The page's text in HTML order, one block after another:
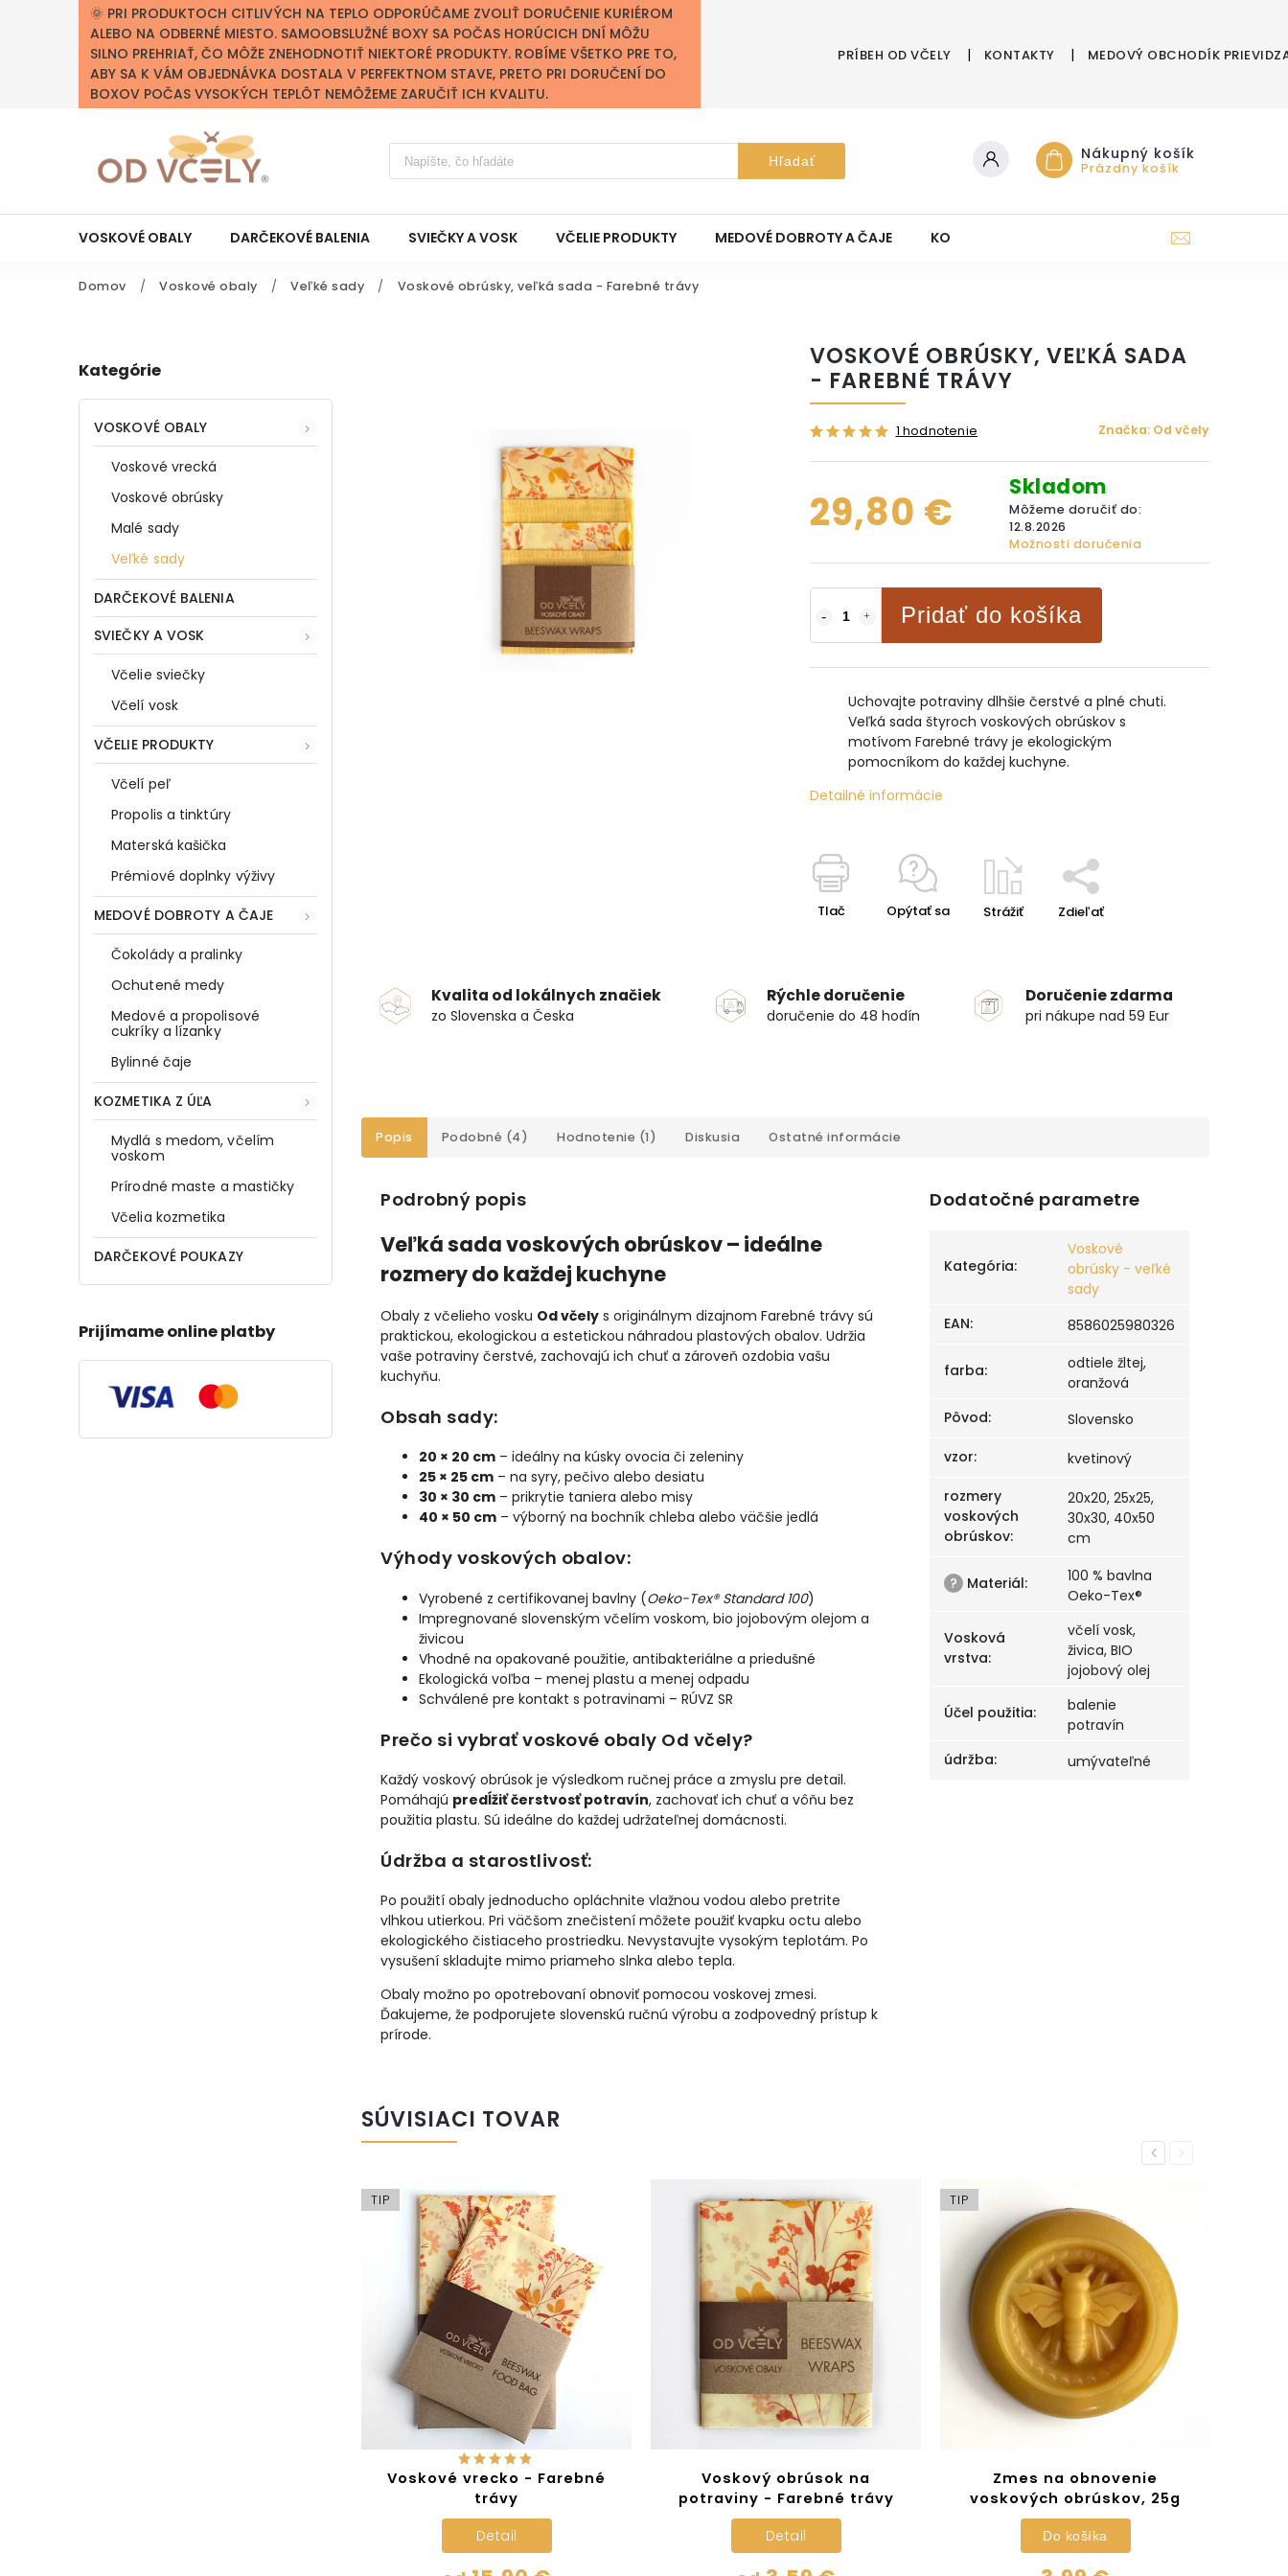
🌞 PRI PRODUKTOCH CITLIVÝCH NA TEPLO ODPORÚČAME ZVOLIŤ DORUČENIE KURIÉROM
ALEBO NA ODBERNÉ MIESTO. SAMOOBSLUŽNÉ BOXY SA POČAS HORÚCICH DNÍ MÔŽU
SILNO PREHRIAŤ, ČO MÔŽE ZNEHODNOTIŤ NIEKTORÉ PRODUKTY. ROBÍME VŠETKO PRE TO,
ABY SA K VÁM OBJEDNÁVKA DOSTALA V PERFEKTNOM STAVE, PRETO PRI DORUČENÍ DO
BOXOV POČAS VYSOKÝCH TEPLÔT NEMÔŽEME ZARUČIŤ ICH KVALITU.
PRÍBEH OD VČELY KONTAKTY MEDOVÝ OBCHODÍK
Hľadať Nákupný košík
Prázdny košík
VOSKOVÉ OBALY DARČEKOVÉ BALENIA SVIEČKY A VOSK VČELIE PRODUKTY MEDOVÉ DOBROTY A ČAJE KOZMETIKA Z ÚĽA DARČEKOVÉ POUKAZY
Domov / Voskové obaly / Veľké sady / Voskové obrúsky, veľká sada - Farebné trávy
Kategórie
VOSKOVÉ OBALY
Voskové vrecká
Voskové obrúsky
Malé sady
Veľké sady
DARČEKOVÉ BALENIA
SVIEČKY A VOSK
Včelie sviečky
Včelí vosk
VČELIE PRODUKTY
Včelí peľ
Propolis a tinktúry
Materská kašička
Prémiové doplnky výživy
MEDOVÉ DOBROTY A ČAJE
Čokolády a pralinky
Ochutené medy
Medové a propolisové
cukríky a lízanky
Bylinné čaje
KOZMETIKA Z ÚĽA
Mydlá s medom, včelím
voskom
Prírodné maste a mastičky
Včelia kozmetika
DARČEKOVÉ POUKAZY
Prijímame online platby
VOSKOVÉ OBRÚSKY, VEĽKÁ SADA
- FAREBNÉ TRÁVY
1 hodnotenie Značka: Od včely
29,80 €
Skladom
Môžeme doručiť do:
12.8.2026
Možnosti doručenia
Pridať do košíka
Uchovajte potraviny dlhšie čerstvé a plné chuti.
Veľká sada štyroch voskových obrúskov s
motívom Farebné trávy je ekologickým
pomocníkom do každej kuchyne.
Detailné informácie
Tlač Opýtať sa Strážiť Zdieľať
Kvalita od lokálnych značiek
zo Slovenska a Česka
Rýchle doručenie
doručenie do 48 hodín
Doručenie zdarma
pri nákupe nad 59 Eur
Popis Podobné (4) Hodnotenie (1) Diskusia Ostatné informácie
Podrobný popis
Veľká sada voskových obrúskov – ideálne
rozmery do každej kuchyne
Obaly z včelieho vosku Od včely s originálnym dizajnom Farebné trávy sú
praktickou, ekologickou a estetickou náhradou plastových obalov. Udržia
vaše potraviny čerstvé, zachovajú ich chuť a zároveň ozdobia vašu
kuchyňu.
Obsah sady:
20 × 20 cm – ideálny na kúsky ovocia či zeleniny
25 × 25 cm – na syry, pečivo alebo desiatu
30 × 30 cm – prikrytie taniera alebo misy
40 × 50 cm – výborný na bochník chleba alebo väčšie jedlá
Výhody voskových obalov:
Vyrobené z certifikovanej bavlny (Oeko-Tex® Standard 100)
Impregnované slovenským včelím voskom, bio jojobovým olejom a
živicou
Vhodné na opakované použitie, antibakteriálne a priedušné
Ekologická voľba – menej plastu a menej odpadu
Schválené pre kontakt s potravinami – RÚVZ SR
Prečo si vybrať voskové obaly Od včely?
Každý voskový obrúsok je výsledkom ručnej práce a zmyslu pre detail.
Pomáhajú predĺžiť čerstvosť potravín, zachovať ich chuť a vôňu bez
použitia plastu. Sú ideálne do každej udržateľnej domácnosti.
Údržba a starostlivosť:
Po použití obaly jednoducho opláchnite vlažnou vodou alebo pretrite
vlhkou utierkou. Pri väčšom znečistení môžete použiť kvapku octu alebo
ekologického čistiaceho prostriedku. Nevystavujte vysokým teplotám. Po
vysušení skladujte mimo priameho slnka alebo tepla.
Obaly možno po opotrebovaní obnoviť pomocou voskovej zmesi.
Ďakujeme, že podporujete slovenskú ručnú výrobu a zodpovedný prístup k
prírode.
Dodatočné parametre
Kategória:
Voskové
obrúsky - veľké
sady
EAN: 8586025980326
farba:
odtiele žltej,
oranžová
Pôvod:
Slovensko
vzor:
kvetinový
rozmery
voskových
obrúskov:
20x20, 25x25,
30x30, 40x50
cm
? Materiál:
100 % bavlna
Oeko-Tex®
Vosková
vrstva:
včelí vosk,
živica, BIO
jojobový olej
Účel použitia:
balenie
potravín
údržba: umývateľné
SÚVISIACI TOVAR
Previous
TIP
Voskové vrecko - Farebné
trávy
Detail
Voskový obrúsok na
potraviny - Farebné trávy
Detail
TIP
Zmes na obnovenie
voskových obrúskov, 25g
Do košíka
Next